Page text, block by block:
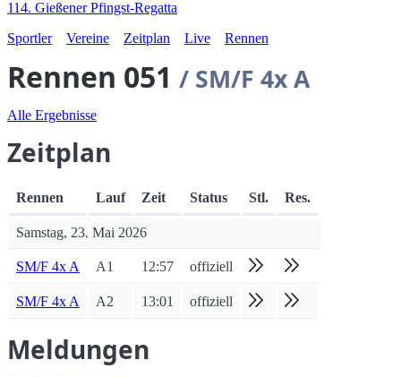
114. Gießener Pfingst-Regatta
Sportler
Vereine Zeitplan Live Rennen
Rennen 051 / SM/F 4x A
Alle Ergebnisse
Zeitplan
Rennen Lauf Zeit Status Stl. Res.
Samstag, 23. Mai 2026
SM/F 4x A A1 12:57 offiziell
SM/F 4x A A2 13:01 offiziell
Meldungen